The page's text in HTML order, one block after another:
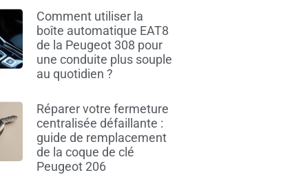
Comment utiliser la
boîte automatique EAT8
de la Peugeot 308 pour
une conduite plus souple
au quotidien ?
Réparer votre fermeture
centralisée défaillante :
guide de remplacement
de la coque de clé
Peugeot 206